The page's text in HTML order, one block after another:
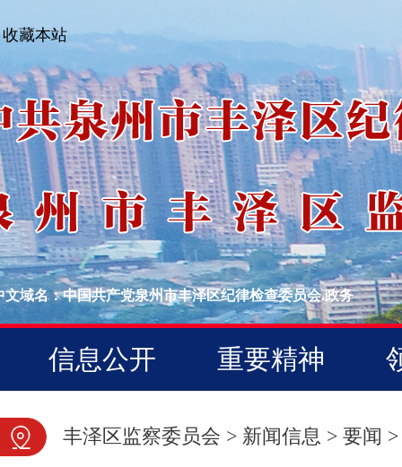
收藏本站
文域名：中国共产党泉州市丰泽区纪律检查委员会.政务
信息公开 重要精神
图片新闻
丰泽区监察委员会 > 新闻信息 > 要闻 >